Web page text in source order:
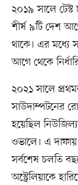
২০১৯ সালে টেস্ট
শীর্ষ ৯টি দেশ
থাকে। এর মধ্যে
আগে থেকে
২০২১ সালে
সাউদাম্পটনের
হয়েছিল
ওভালে। এ দাফায়
সর্বশেষ চলতি
অস্ট্রেলিয়াকে